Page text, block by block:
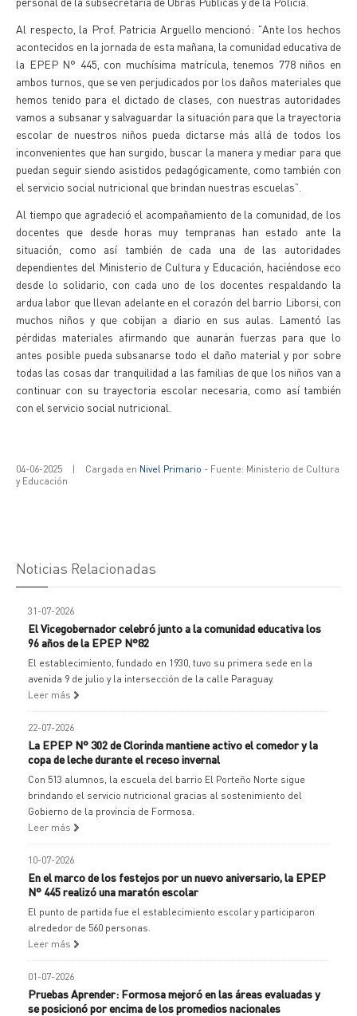
Al respecto, la Prof. Patricia Arguello mencionó: "Ante los hechos
acontecidos en la jornada de esta mañana, la comunidad educativa de
la EPEP N° 445, con muchísima matrícula, tenemos 778 niños en
ambos turnos, que se ven perjudicados por los daños materiales que
hemos tenido para el dictado de clases, con nuestras autoridades
vamos a subsanar y salvaguardar la situación para que la trayectoria
escolar de nuestros niños pueda dictarse más allá de todos los
inconvenientes que han surgido, buscar la manera y mediar para que
puedan seguir siendo asistidos pedagógicamente, como también con
el servicio social nutricional que brindan nuestras escuelas”.
Al tiempo que agradeció el acompañamiento de la comunidad, de los
docentes que desde horas muy tempranas han estado ante la
situación, como así también de cada una de las autoridades
dependientes del Ministerio de Cultura y Educación, haciéndose eco
desde lo solidario, con cada uno de los docentes respaldando la
ardua labor que llevan adelante en el corazón del barrio Liborsi, con
muchos niños y que cobijan a diario en sus aulas. Lamentó las
pérdidas materiales afirmando que aunarán fuerzas para que lo
antes posible pueda subsanarse todo el daño material y por sobre
todas las cosas dar tranquilidad a las familias de que los niños van a
continuar con su trayectoria escolar necesaria, como así también
con el servicio social nutricional.
04-06-2025 | Cargada en Nivel Primario - Fuente: Ministerio de Cultura
y Educación
Noticias Relacionadas
31-07-2026
El Vicegobernador celebró junto a la comunidad educativa los
96 años de la EPEP N°82
El establecimiento, fundado en 1930, tuvo su primera sede en la
avenida 9 de julio y la intersección de la calle Paraguay.
Leer más
22-07-2026
La EPEP N° 302 de Clorinda mantiene activo el comedor y la
copa de leche durante el receso invernal
Con 513 alumnos, la escuela del barrio El Porteño Norte sigue
brindando el servicio nutricional gracias al sostenimiento del
Gobierno de la provincia de Formosa.
Leer más
10-07-2026
En el marco de los festejos por un nuevo aniversario, la EPEP
N° 445 realizó una maratón escolar
El punto de partida fue el establecimiento escolar y participaron
alrededor de 560 personas.
Leer más
01-07-2026
Pruebas Aprender: Formosa mejoró en las áreas evaluadas y
se posicionó por encima de los promedios nacionales